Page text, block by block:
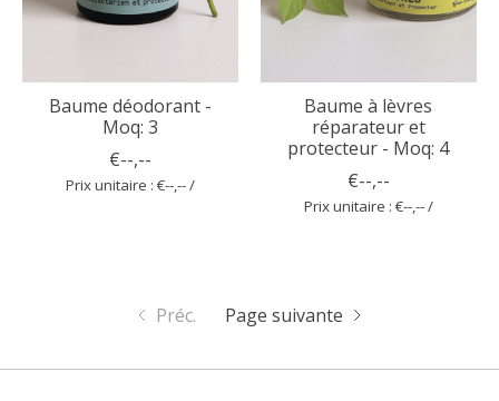
Baume déodorant -
Moq: 3
€--,--
Prix unitaire : €--,-- /
Baume à lèvres
réparateur et
protecteur - Moq: 4
€--,--
Prix unitaire : €--,-- /
Préc. Page suivante